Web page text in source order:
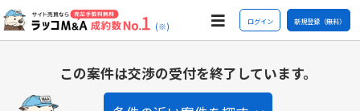
(※) ログイン 新規登録（無料）
この案件は交渉の受付を終了しています。